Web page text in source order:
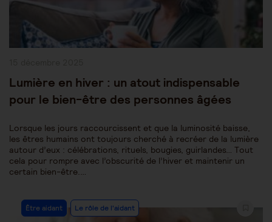
Lumière en hiver : un atout indispensable
pour le bien-être des personnes âgées
Lorsque les jours raccourcissent et que la luminosité baisse,
les êtres humains ont toujours cherché à recréer de la lumière
autour d’eux : célébrations, rituels, bougies, guirlandes… Tout
cela pour rompre avec l’obscurité de l’hiver et maintenir un
certain bien-être.…
Post
Category:
Être aidant Le rôle de l'aidant